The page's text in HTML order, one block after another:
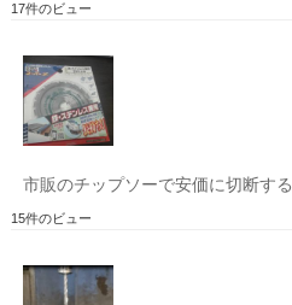
17件のビュー
市販のチップソーで安価に切断する
15件のビュー